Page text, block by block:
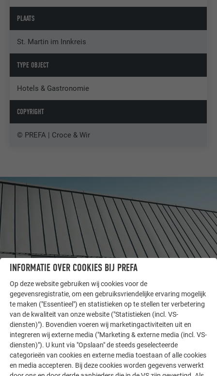
PLAATS
St. Martin im Innkreis
TYPE OBJECT
Hotels & Gastronomie
COPYRIGHT
© PREFA | Croce & Wir
LAAT U INSPIREREN
ANDERE OBJECTEN
De PREFA referentiegallerij laat zien hoe veelzijdig
aluminium kan worden toegepast. Ontdek meer
indrukwekkende projecten met de duurzame PREFA
aluminiumoplossingen voor dak, zonne-energie en
INFORMATIE OVER COOKIES BIJ PREFA
Op deze website gebruiken wij cookies voor de
gegevensregistratie, om een gebruiksvriendelijke ervaring mogelijk
te maken ("Essentieel") en statistieken op te stellen ter verbetering
van de kwaliteit van onze website ("Statistieken (incl. VS-
diensten)"). Bovendien voeren wij marketingactiviteiten uit en
integreren wij externe media ("Marketing & externe media (incl. VS-
diensten)"). U kunt via "Opslaan" de steeds geselecteerde
categorieën van cookies en externe media toestaan of alle cookies
en media accepteren. Bij deze cookies worden gegevens verwerkt